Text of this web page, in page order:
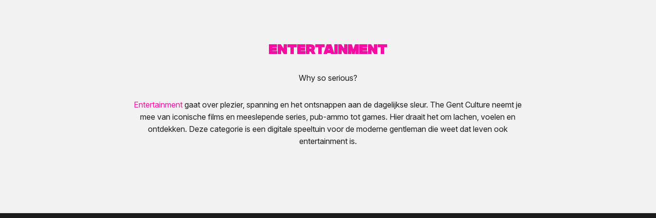
Entertainment
Why so serious?
Entertainment gaat over plezier, spanning en het ontsnappen aan de dagelijkse sleur. The Gent Culture neemt je
mee van iconische films en meeslepende series, pub-ammo tot games. Hier draait het om lachen, voelen en
ontdekken. Deze categorie is een digitale speeltuin voor de moderne gentleman die weet dat leven ook
entertainment is.